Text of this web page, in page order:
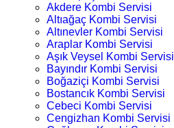
Akdere Kombi Servisi
Altıağaç Kombi Servisi
Altınevler Kombi Servisi
Araplar Kombi Servisi
Aşık Veysel Kombi Servisi
Bayındır Kombi Servisi
Boğaziçi Kombi Servisi
Bostancık Kombi Servisi
Cebeci Kombi Servisi
Cengizhan Kombi Servisi